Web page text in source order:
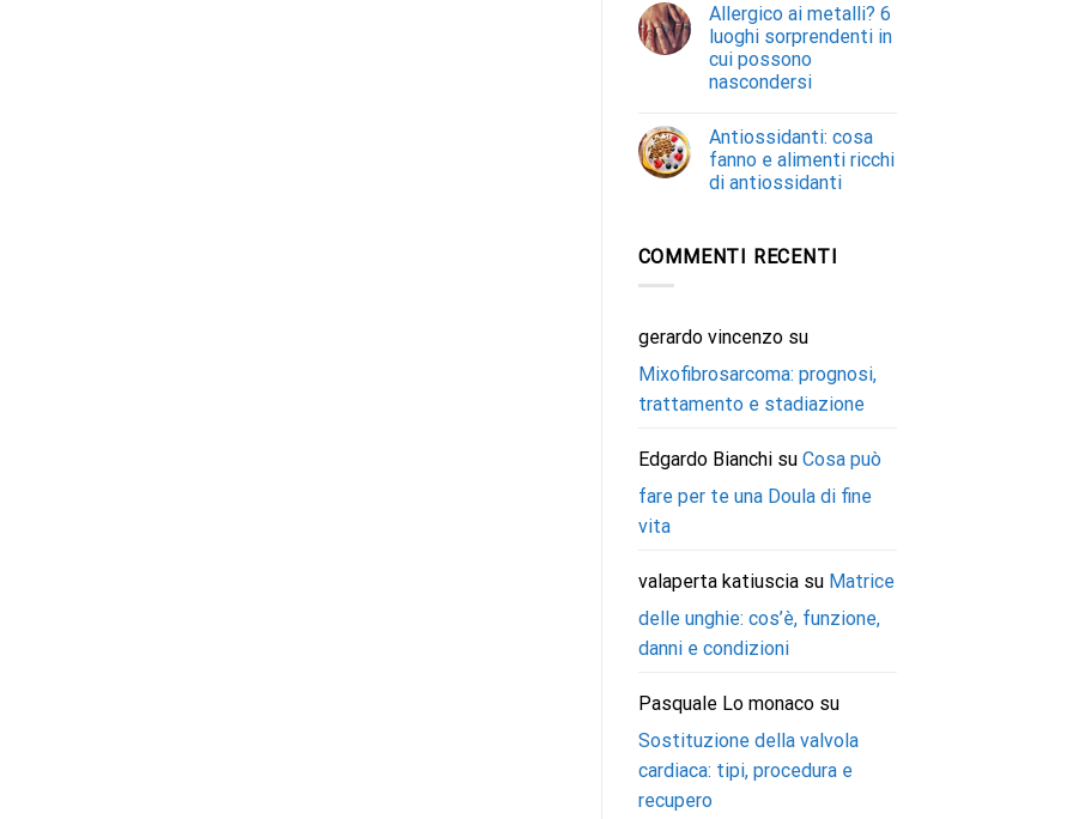
Allergico ai metalli? 6
luoghi sorprendenti in
cui possono
nascondersi
Antiossidanti: cosa
fanno e alimenti ricchi
di antiossidanti
COMMENTI RECENTI
gerardo vincenzosu
Mixofibrosarcoma: prognosi,
trattamento e stadiazione
Edgardo Bianchisu Cosa può
fare per te una Doula di fine
vita
valaperta katiusciasu Matrice
delle unghie: cos’è, funzione,
danni e condizioni
Pasquale Lo monacosu
Sostituzione della valvola
cardiaca: tipi, procedura e
recupero